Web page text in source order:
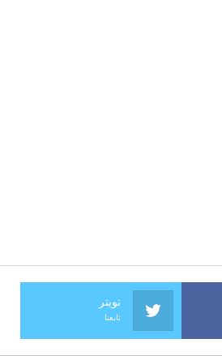
تويتر
تابعنا